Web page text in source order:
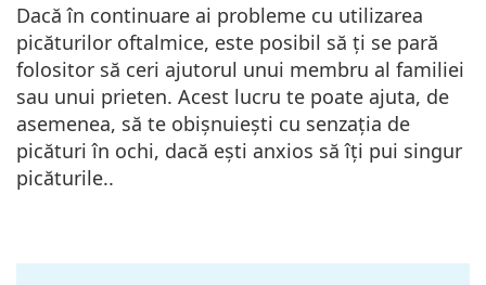
Dacă în continuare ai probleme cu utilizarea
picăturilor oftalmice, este posibil să ți se pară
folositor să ceri ajutorul unui membru al familiei
sau unui prieten. Acest lucru te poate ajuta, de
asemenea, să te obișnuiești cu senzația de
picături în ochi, dacă ești anxios să îți pui singur
picăturile..